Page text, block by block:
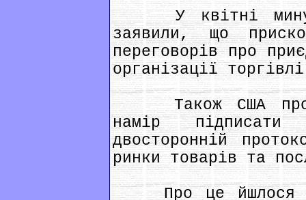
У квітні
заявили, що
переговорів про
організації
Також США
намір
двосторонній
ринки товарів та
Про це йшлося на